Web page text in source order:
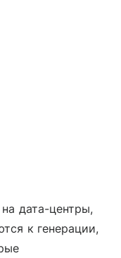
дата-центры,
к генерации,